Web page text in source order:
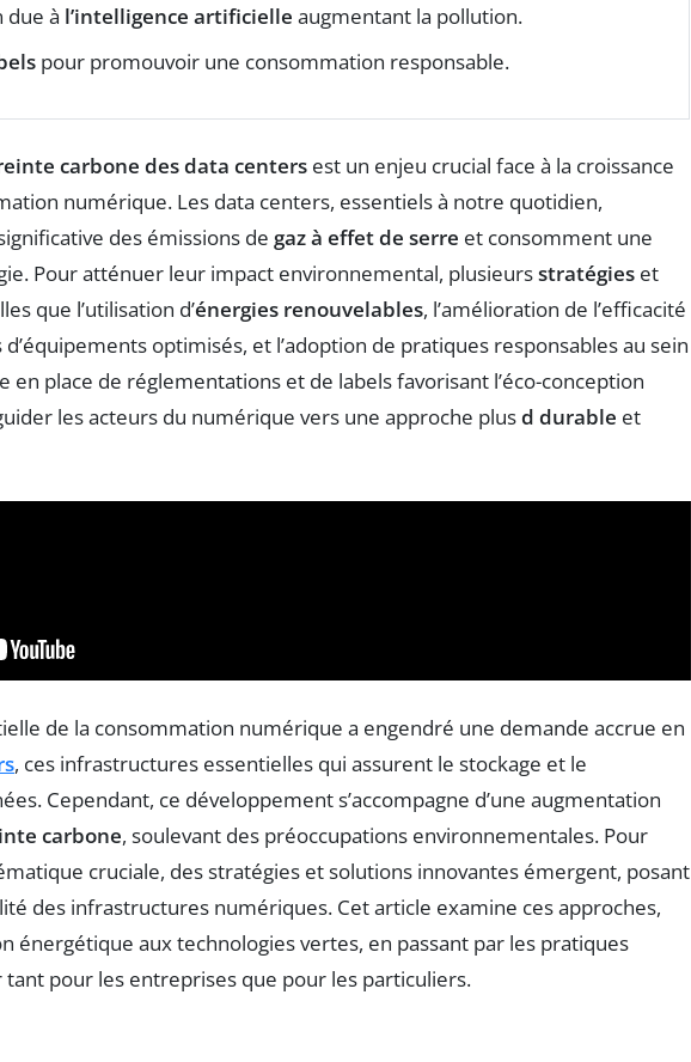
due à l’intelligence artificielle augmentant la pollution.
pour promouvoir une consommation responsable.
carbone des data centers est un enjeu crucial face à la croissance
numérique. Les data centers, essentiels à notre quotidien,
des émissions de gaz à effet de serre et consomment une
Pour atténuer leur impact environnemental, plusieursstratégies et
que l’utilisation d’énergies renouvelables, l’amélioration de l’efficacité
optimisés, et l’adoption de pratiques responsables au sein
en place de réglementations et de labels favorisant l’éco-conception
les acteurs du numérique vers une approche plusd durable et
de la consommation numérique a engendré une demande accrue en
, ces infrastructures essentielles qui assurent le stockage et le
Cependant, ce développement s’accompagne d’une augmentation
carbone, soulevant des préoccupations environnementales. Pour
cruciale, des stratégies et solutions innovantes émergent, posant
des infrastructures numériques. Cet article examine ces approches,
énergétique aux technologies vertes, en passant par les pratiques
tant pour les entreprises que pour les particuliers.